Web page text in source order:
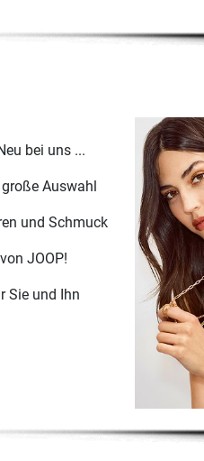
bei uns ...
Auswahl
und Schmuck
von JOOP!
Sie und Ihn